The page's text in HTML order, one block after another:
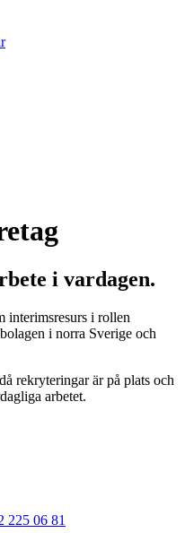
i vardagen.
interimsresurs i rollen
i norra Sverige och
rekryteringar är på plats och
arbetet.
225 06 81